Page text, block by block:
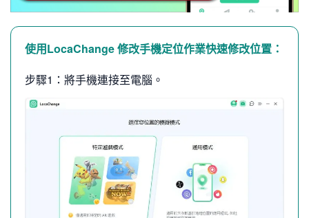
使用LocaChange 修改手機定位作業快速修改位置：
步驟1：將手機連接至電腦。